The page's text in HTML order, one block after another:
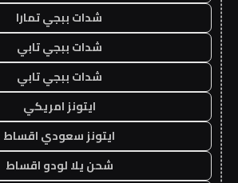
شدات ببجي تمارا
شدات ببجي تابي
شدات ببجي تابي
ايتونز امريكي
ايتونز سعودي اقساط
شحن يلا لودو اقساط